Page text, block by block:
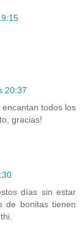
20:37
todos los
gracias!
días sin estar
de bonitas tienen